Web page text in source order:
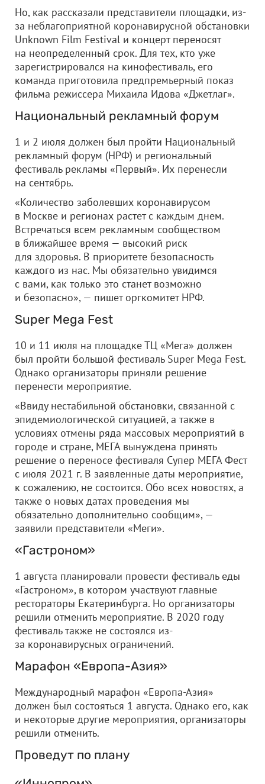
Но, как рассказали представители площадки, из-
за неблагоприятной коронавирусной обстановки
Unknown Film Festival и концерт переносят
на неопределенный срок. Для тех, кто уже
зарегистрировался на кинофестиваль, его
команда приготовила предпремьерный показ
фильма режиссера Михаила Идова «Джетлаг».
Национальный рекламный форум
1 и 2 июля должен был пройти Национальный
рекламный форум (НРФ) и региональный
фестиваль рекламы «Первый». Их перенесли
на сентябрь.
«Количество заболевших коронавирусом
в Москве и регионах растет с каждым днем.
Встречаться всем рекламным сообществом
в ближайшее время — высокий риск
для здоровья. В приоритете безопасность
каждого из нас. Мы обязательно увидимся
с вами, как только это станет возможно
и безопасно», — пишет оргкомитет НРФ.
Super Mega Fest
10 и 11 июля на площадке ТЦ «Мега» должен
был пройти большой фестиваль Super Mega Fest.
Однако организаторы приняли решение
перенести мероприятие.
«Ввиду нестабильной обстановки, связанной с
эпидемиологической ситуацией, а также в
условиях отмены ряда массовых мероприятий в
городе и стране, МЕГА вынуждена принять
решение о переносе фестиваля Супер МЕГА Фест
с июля 2021 г. В заявленные даты мероприятие,
к сожалению, не состоится. Обо всех новостях, а
также о новых датах проведения мы
обязательно дополнительно сообщим», —
заявили представители «Меги».
«Гастроном»
1 августа планировали провести фестиваль еды
«Гастроном», в котором участвуют главные
рестораторы Екатеринбурга. Но организаторы
решили отменить мероприятие. В 2020 году
фестиваль также не состоялся из-
за коронавирусных ограничений.
Марафон «Европа-Азия»
Международный марафон «Европа-Азия»
должен был состояться 1 августа. Однако его, как
и некоторые другие мероприятия, организаторы
решили отменить.
Проведут по плану